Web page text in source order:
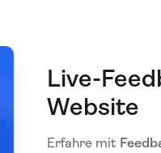
Live-
Website
Erfahre mit